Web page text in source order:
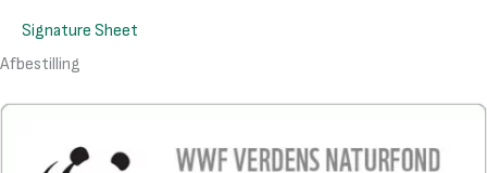
Signature Sheet
Afbestilling